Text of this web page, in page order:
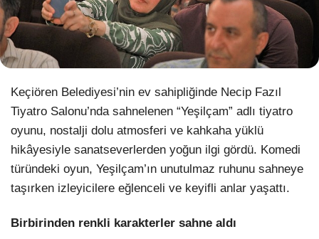
Instagram
Youtube
Pinterest
Dribbble
LinkedIn
Keçiören Belediyesi’nin ev sahipliğinde Necip Fazıl
Tiyatro Salonu’nda sahnelenen “Yeşilçam” adlı tiyatro
oyunu, nostalji dolu atmosferi ve kahkaha yüklü
hikâyesiyle sanatseverlerden yoğun ilgi gördü. Komedi
türündeki oyun, Yeşilçam’ın unutulmaz ruhunu sahneye
taşırken izleyicilere eğlenceli ve keyifli anlar yaşattı.
Birbirinden renkli karakterler sahne aldı